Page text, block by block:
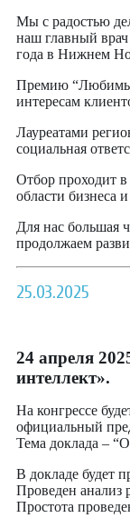
Мы с радостью
наш главный
года в Нижнем
Премию “Любимый
интересам
Лауреатами
социальная
Отбор проходит в
области бизнеса
Для нас большая
продолжаем
25.03.2025
24 апреля
интеллект».
На конгрессе
официальный
Тема доклада –
В докладе будет
Проведен анализ
Простота